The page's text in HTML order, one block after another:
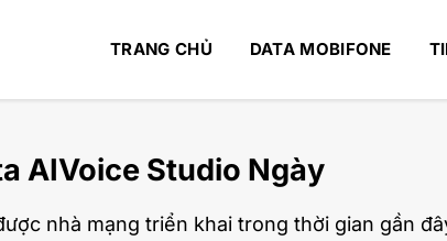
TRANG CHỦ DATA MOBIFONE
AIVoice Studio Ngày
nhà mạng triển khai trong thời gian gần